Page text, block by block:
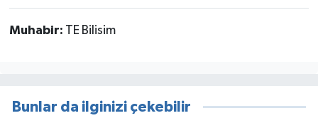
Muhabir: TE Bilisim
Bunlar da ilginizi çekebilir